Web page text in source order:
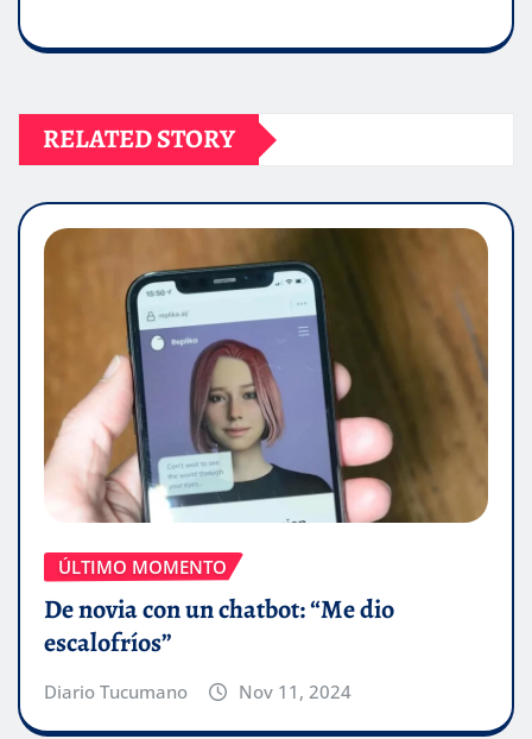
RELATED STORY
ÚLTIMO MOMENTO
De novia con un chatbot: “Me dio
escalofríos”
Diario Tucumano Nov 11, 2024